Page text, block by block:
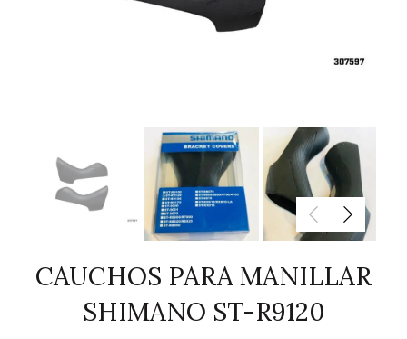
CAUCHOS PARA MANILLAR
SHIMANO ST-R9120